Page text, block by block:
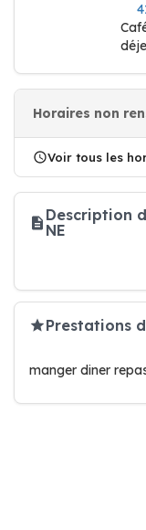
Horaires non
Voir tous les
Description
NE
Prestations
manger diner